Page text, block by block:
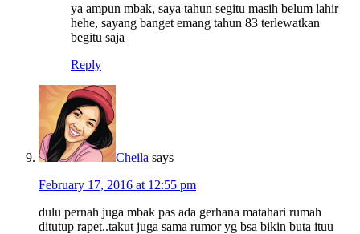
ya ampun mbak, saya tahun segitu masih belum lahir
hehe, sayang banget emang tahun 83 terlewatkan
begitu saja
Reply
Cheila says
February 17, 2016 at 12:55 pm
dulu pernah juga mbak pas ada gerhana matahari rumah
ditutup rapet..takut juga sama rumor yg bsa bikin buta ituu